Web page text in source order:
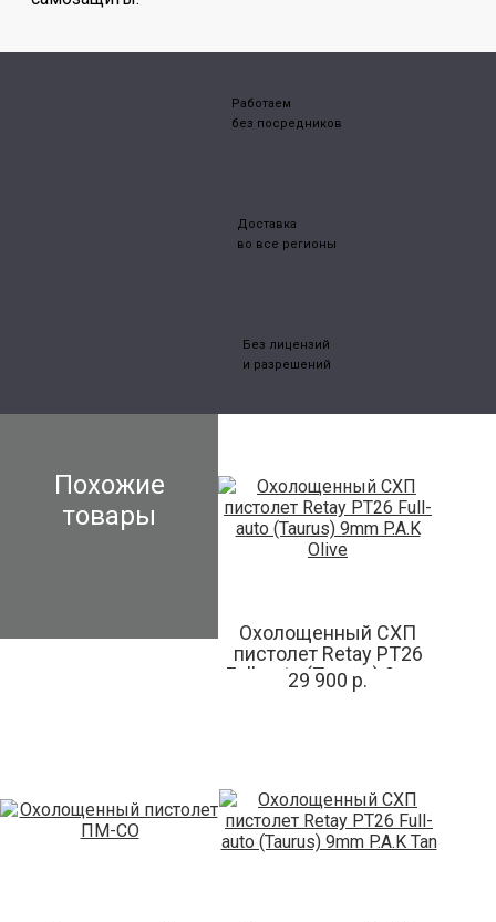
Работаем
без посредников
Доставка
во все регионы
Без лицензий
и разрешений
Похожие
товары
Охолощенный СХП
пистолет Retay PT26
Full-auto (Taurus) 9mm
P.A.K Olive
29 900 р.